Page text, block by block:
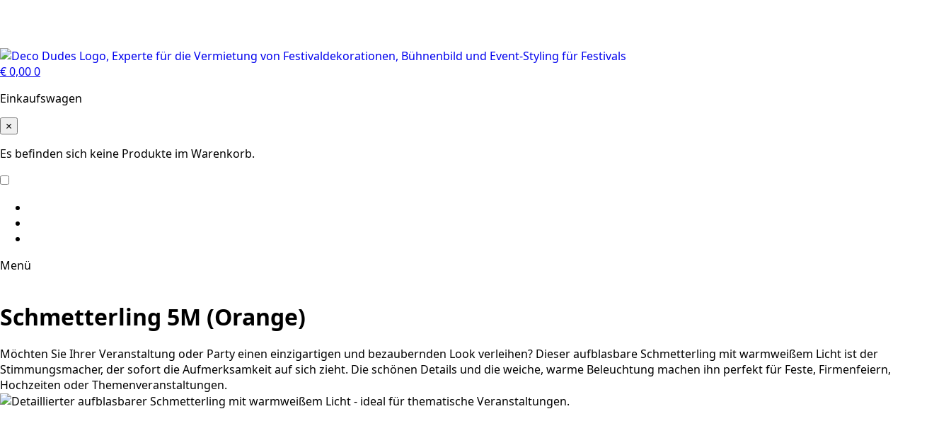
€0,000
Einkaufswagen
×
Es befinden sich keine Produkte im Warenkorb.
Menü
Schmetterling 5M (Orange)
Möchten Sie Ihrer Veranstaltung oder Party einen einzigartigen und bezaubernden Look verleihen? Dieser aufblasbare Schmetterling mit warmweißem Licht ist der
Stimmungsmacher, der sofort die Aufmerksamkeit auf sich zieht. Die schönen Details und die weiche, warme Beleuchtung machen ihn perfekt für Feste, Firmenfeiern,
Hochzeiten oder Themenveranstaltungen.